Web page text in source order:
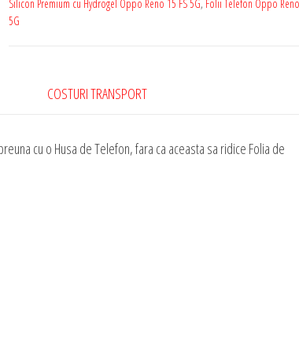
cu
Silicon Premium cu Hydrogel Oppo Reno 15 FS 5G, Folii Telefon Oppo
5G
COSTURI TRANSPORT
cu o Husa de Telefon, fara ca aceasta sa ridice Folia de